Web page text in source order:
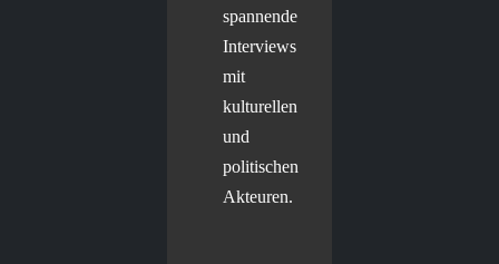
spannende
Interviews
mit
kulturellen
und
politischen
Akteuren.